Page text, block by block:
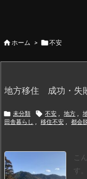
ホーム > 不安
地方移住 成功・失
 未分類  不安 , 地方 ,
田舎暮らし , 移住不安 , 都会
こ
す。